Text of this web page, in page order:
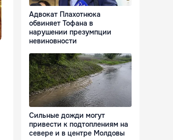
Адвокат Плахотнюка
обвиняет Тофана в
нарушении презумпции
невиновности
Сильные дожди могут
привести к подтоплениям на
севере и в центре Молдовы